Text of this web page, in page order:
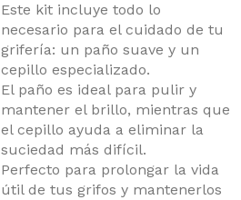
Este kit incluye todo lo
necesario para el cuidado de tu
grifería: un paño suave y un
cepillo especializado.
El paño es ideal para pulir y
mantener el brillo, mientras que
el cepillo ayuda a eliminar la
suciedad más difícil.
Perfecto para prolongar la vida
útil de tus grifos y mantenerlos